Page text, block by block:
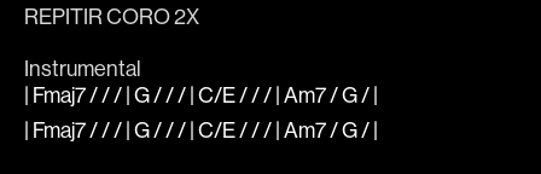
REPITIR CORO 2X
Instrumental
| Fmaj7 / / / | G / / / | C/E / / / | Am7 / G / |
| Fmaj7 / / / | G / / / | C/E / / / | Am7 / G / |